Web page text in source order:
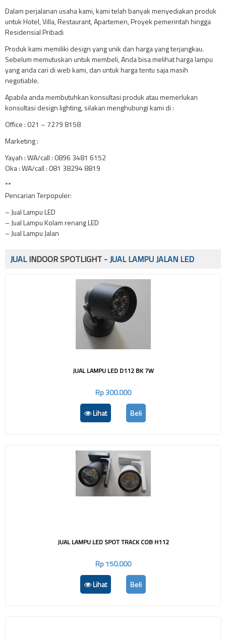
Dalam perjalanan usaha kami, kami telah banyak menyediakan produk
untuk Hotel, Villa, Restaurant, Apartemen, Proyek pemerintah hingga
Residensial Pribadi
Produk kami memiliki design yang unik dan harga yang terjangkau.
Sebelum memutuskan untuk membeli, Anda bisa melihat harga lampu
yang anda cari di web kami, dan untuk harga tentu saja masih
negotiable.
Apabila anda membutuhkan konsultasi produk atau memerlukan
konsultasi design lighting, silakan menghubungi kami di :
Office : 021 – 7279 8158
Marketing :
Yayah : WA/call : 0896 3481 6152
Oka : WA/call : 081 38294 8819
**
Pencarian Terpopuler:
– Jual Lampu LED
– Jual Lampu Kolam renang LED
– Jual Lampu Jalan
JUALINDOOR SPOTLIGHT - JUAL LAMPU JALAN LED
JUAL LAMPU LED D112 BK 7W
Rp 300.000
Lihat
Beli
JUAL LAMPU LED SPOT TRACK COB H112
Rp 150.000
Lihat
Beli